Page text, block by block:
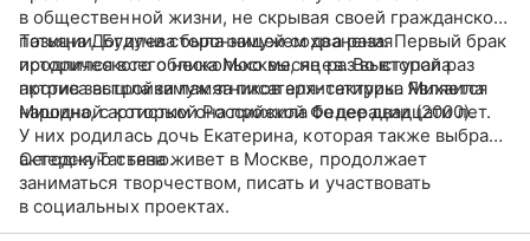
в общественной жизни, не скрывая своей гражданской
позиции. Будучи сторонницей сохранения
исторического облика Москвы, не раз выступала
против застройки памятников архитектуры. Является
народной артисткой Российской Федерации (2000).
Татьяна Догилева была замужем два раза. Первый брак
продлился всего несколько месяцев. Во второй раз
актриса вышла замуж за писателя-сатирика Михаила
Мишина, с которым она прожила более двадцати лет.
У них родилась дочь Екатерина, которая также выбрала
актерскую стезю.
Сегодня Татьяна живет в Москве, продолжает
заниматься творчеством, писать и участвовать
в социальных проектах.